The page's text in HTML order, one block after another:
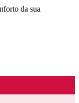
da sua